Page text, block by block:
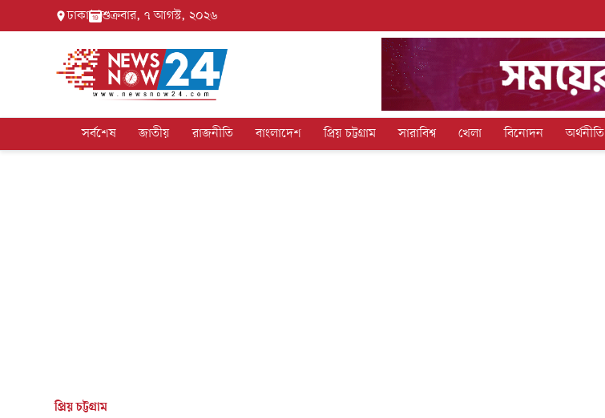
ঢাকা শুক্রবার, ৭ আগস্ট, ২০২৬
সর্বশেষ জাতীয় রাজনীতি বাংলাদেশ প্রিয় চট্টগ্রাম সারাবিশ্ব খেলা বিনোদন অর্থনীতি
প্রিয় চট্টগ্রাম